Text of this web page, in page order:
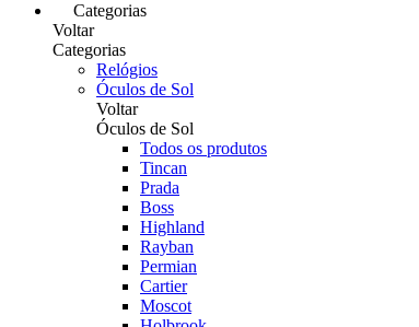
Categorias
Voltar
Categorias
Relógios
Óculos de Sol
Voltar
Óculos de Sol
Todos os produtos
Tincan
Prada
Boss
Highland
Rayban
Permian
Cartier
Moscot